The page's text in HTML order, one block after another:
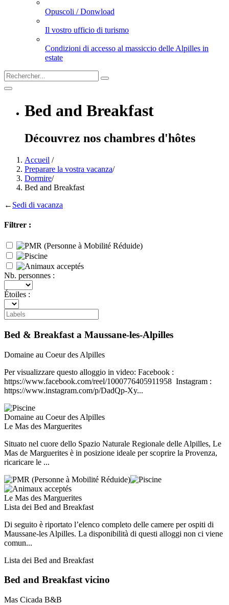
Opuscoli / Donwload
Il vostro ufficio di turismo
Condizioni di accesso al massiccio delle Alpilles in
estate
Bed and Breakfast
Découvrez nos chambres d'hôtes
Accueil /
Preparare la vostra vacanza/
Dormire/
Bed and Breakfast
← Sedi di vacanza
Filtrer :
Nb. personnes :
Étoiles :
Bed & Breakfast a Maussane-les-Alpilles
Domaine au Coeur des Alpilles
Per visualizzare questo alloggio in video: Facebook :
https://www.facebook.com/reel/1000776405911958 Instagram :
https://www.instagram.com/p/DadQp-Xy...
Domaine au Coeur des Alpilles
Le Mas des Marguerites
Situato nel cuore dello Spazio Naturale Regionale delle Alpilles, Le
Mas de Marguerites è in posizione ideale per scoprire la Provenza,
ricaricare le ...
Le Mas des Marguerites
Lista dei Bed and Breakfast
Di seguito è riportato l’elenco completo delle camere per ospiti di
Maussane-les Alpilles. La disponibilità di questi alloggi non ci viene
comun...
Lista dei Bed and Breakfast
Bed and Breakfast vicino
Mas Cicada B&B